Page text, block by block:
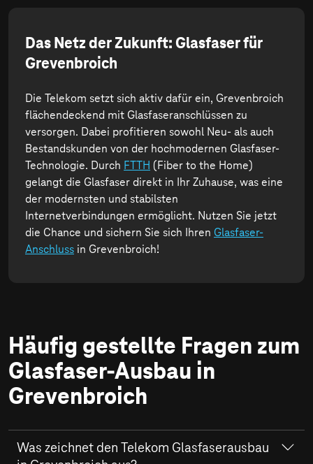
Das Netz der Zukunft: Glasfaser für
Grevenbroich
Die Telekom setzt sich aktiv dafür ein, Grevenbroich
flächendeckend mit Glasfaseranschlüssen zu
versorgen. Dabei profitieren sowohl Neu- als auch
Bestandskunden von der hochmodernen Glasfaser-
Technologie. Durch FTTH (Fiber to the Home)
gelangt die Glasfaser direkt in Ihr Zuhause, was eine
der modernsten und stabilsten
Internetverbindungen ermöglicht. Nutzen Sie jetzt
die Chance und sichern Sie sich Ihren Glasfaser-
Anschluss in Grevenbroich!
Häufig gestellte Fragen zum
Glasfaser-Ausbau in
Grevenbroich
Was zeichnet den Telekom Glasfaserausbau